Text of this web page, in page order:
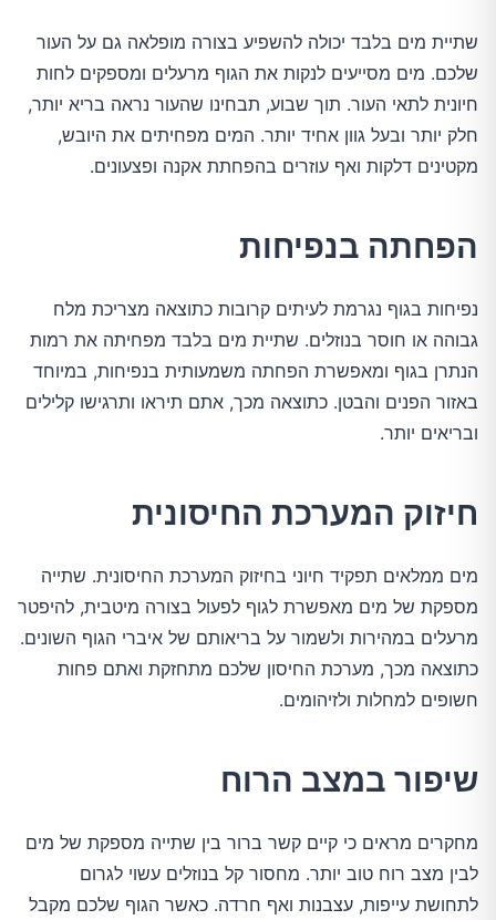
שתיית מים בלבד יכולה להשפיע בצורה מופלאה גם על העור
שלכם. מים מסייעים לנקות את הגוף מרעלים ומספקים לחות
חיונית לתאי העור. תוך שבוע, תבחינו שהעור נראה בריא יותר,
חלק יותר ובעל גוון אחיד יותר. המים מפחיתים את היובש,
מקטינים דלקות ואף עוזרים בהפחתת אקנה ופצעונים.
הפחתה בנפיחות
נפיחות בגוף נגרמת לעיתים קרובות כתוצאה מצריכת מלח
גבוהה או חוסר בנוזלים. שתיית מים בלבד מפחיתה את רמות
הנתרן בגוף ומאפשרת הפחתה משמעותית בנפיחות, במיוחד
באזור הפנים והבטן. כתוצאה מכך, אתם תיראו ותרגישו קלילים
ובריאים יותר.
חיזוק המערכת החיסונית
מים ממלאים תפקיד חיוני בחיזוק המערכת החיסונית. שתייה
מספקת של מים מאפשרת לגוף לפעול בצורה מיטבית, להיפטר
מרעלים במהירות ולשמור על בריאותם של איברי הגוף השונים.
כתוצאה מכך, מערכת החיסון שלכם מתחזקת ואתם פחות
חשופים למחלות ולזיהומים.
שיפור במצב הרוח
מחקרים מראים כי קיים קשר ברור בין שתייה מספקת של מים
לבין מצב רוח טוב יותר. מחסור קל בנוזלים עשוי לגרום
לתחושת עייפות, עצבנות ואף חרדה. כאשר הגוף שלכם מקבל